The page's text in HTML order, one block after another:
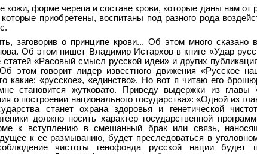
кожи, форме черепа и составе крови, которые даны нам от
приобретены, воспитаны под разного рода
заговорив о принципе крови... Об этом много сказано
Об этом пишет Владимир Истархов в книге «Удар
статей «Расовый смысл русской идеи» и других
этом говорит лидер известного движения «Русское
какие: «русское», «единство». Но вот я читаю его
становится жутковато. Приведу выдержки из главы
о построении национального государства»: «Одной из
станет охрана здоровья и генетической
должно носить характер государственной
к вступлению в смешанный брак или связь,
к ее размыванию, будет преследоваться в
чистоты генофонда русской нации будет